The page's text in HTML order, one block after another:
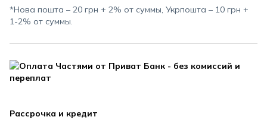
*Нова пошта – 20 грн + 2% от суммы, Укрпошта – 10 грн +
1-2% от суммы.
Рассрочка и кредит